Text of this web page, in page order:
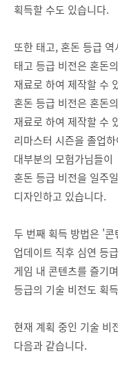
획득할 수도 있습니다.
또한 태고, 혼돈 등급
태고 등급 비전은 혼돈
재료로 하여 제작할 수
혼돈 등급 비전은 혼돈
재료로 하여 제작할 수
리마스터 시즌을 졸업
대부분의 모험가님들이
혼돈 등급 비전을 일주
디자인하고 있습니다.
두 번째 획득 방법은 '
업데이트 직후 심연 등
게임 내 콘텐츠를 즐기
등급의 기술 비전도 획
현재 계획 중인 기술 비
다음과 같습니다.